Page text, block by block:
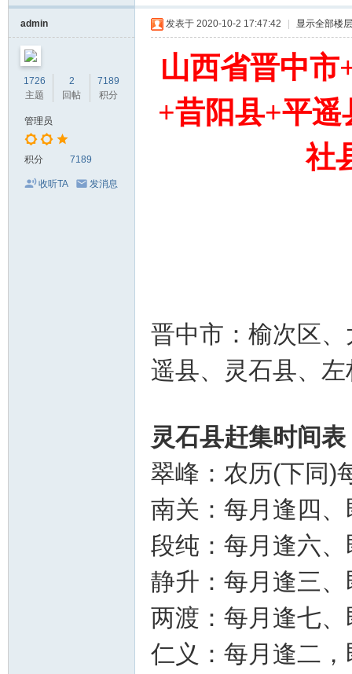
admin
1726
主题
2
回帖
7189
积分
管理员
积分 7189
收听TA 发消息
发表于 2020-10-2 17:47:42 | 显示全部楼层
山西省晋中市
+昔阳县+平
社
晋中市：榆次区
遥县、灵石县、
灵石县赶集时间表
翠峰：农历(下同)
南关：每月逢四
段纯：每月逢六
静升：每月逢三
两渡：每月逢七
仁义：每月逢二